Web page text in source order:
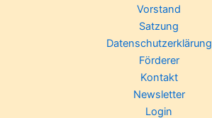
Vorstand
Satzung
Datenschutzerklärung
Förderer
Kontakt
Newsletter
Login